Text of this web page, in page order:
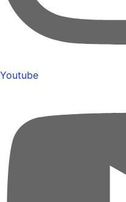
Youtube